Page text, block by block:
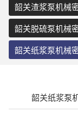
韶关渣浆泵机械
韶关脱硫泵机械
韶关纸浆泵机械
韶关纸浆泵